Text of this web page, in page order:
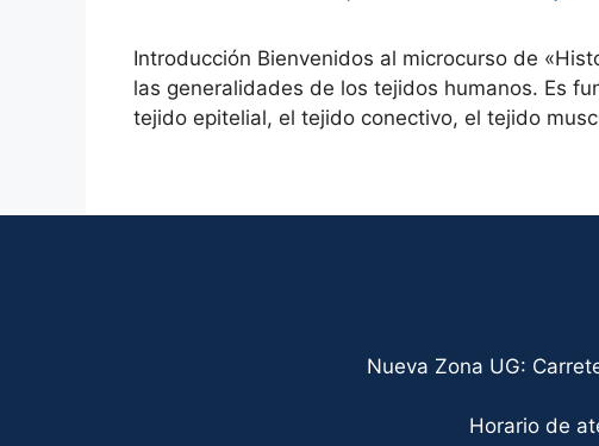
Introducción Bienvenidos al microcurso de
las generalidades de los tejidos humanos. Es
tejido epitelial, el tejido conectivo, el tejido
Nueva Zona UG:
Horario de